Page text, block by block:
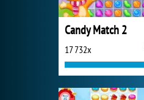
Candy Match 2
17 732x